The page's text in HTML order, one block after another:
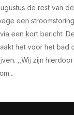
de rest van
een
een kort bericht. De
het voor het bad
,,Wij zijn hierdoor